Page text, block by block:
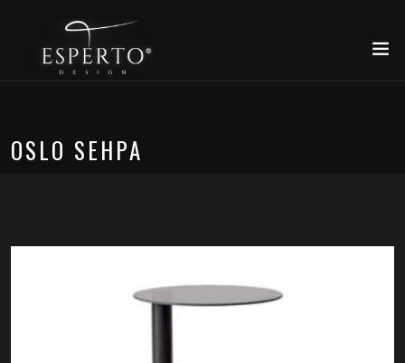
OSLO SEHPA